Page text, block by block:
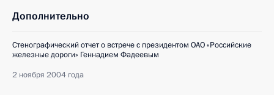
Дополнительно
Стенографический отчет о встрече с президентом ОАО «Российские
железные дороги» Геннадием Фадеевым
2 ноября 2004 года